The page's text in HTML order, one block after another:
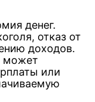
денег.
отказ от
доходов.
может
или